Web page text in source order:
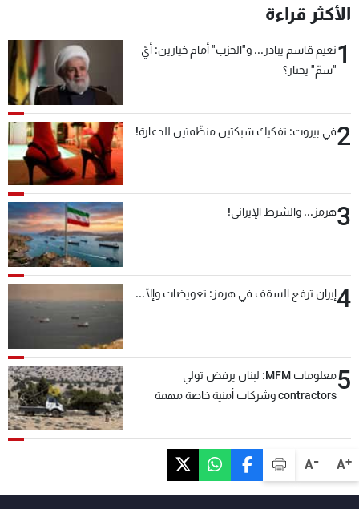
A+
A-
الأكثر قراءة
1نعيم قاسم يبادر... و"الحزب" أمام خيارين: أيّ
"سمّ" يختار؟
2في بيروت: تفكيك شبكتين منظّمتين للدعارة!
3هرمز... والشرط الإيراني!
4إيران ترفع السقف في هرمز: تعويضات وإلّا...
5
معلومات MFM: لبنان يرفض تولي
contractors وشركات أمنية خاصة مهمة